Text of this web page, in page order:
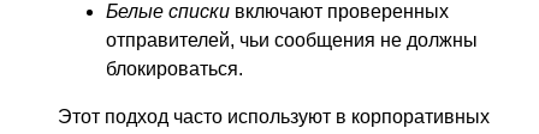
Белые списки включают проверенных
отправителей, чьи сообщения не должны
блокироваться.
Этот подход часто используют в корпоративных